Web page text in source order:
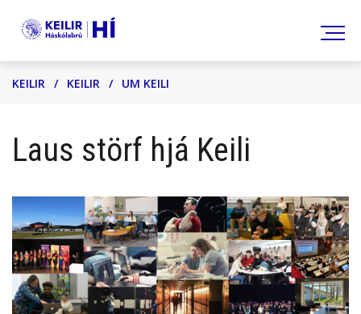
Leita
KEILIR / KEILIR / UM KEILI
Laus störf hjá Keili